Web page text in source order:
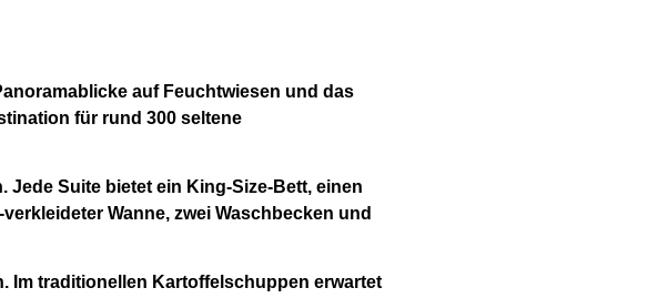
auf Feuchtwiesen und das
für rund 300 seltene
Jede Suite bietet ein King-Size-Bett, einen
verkleideter Wanne, zwei Waschbecken und
Im traditionellen Kartoffelschuppen erwartet